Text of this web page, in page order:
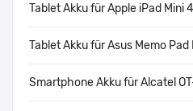
Tablet Akku für Apple iPad Mini
Tablet Akku für Asus Memo Pad
Smartphone Akku für Alcatel